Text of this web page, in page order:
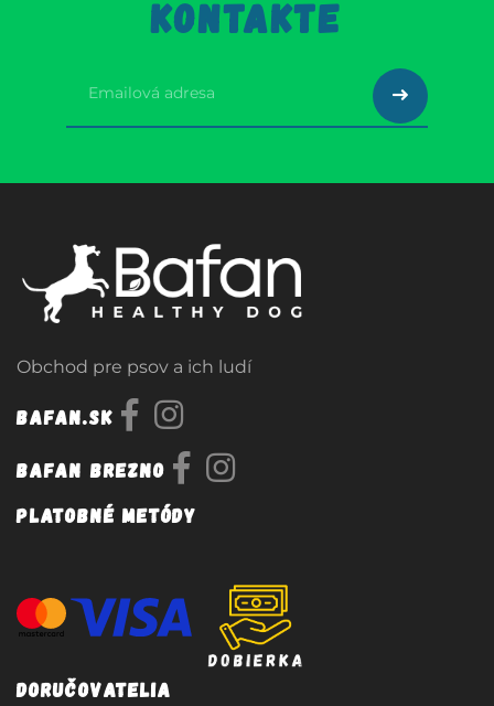
KONTAKTE
Obchod pre psov a ich ludí
Bafan.sk
Bafan Brezno
Platobné metódy
Doručovatelia